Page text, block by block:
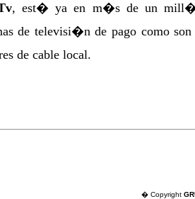
, est� ya en m�s de un
de televisi�n de pago como
de cable local.
� Copyright